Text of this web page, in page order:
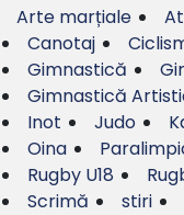
Arte marțiale
Canotaj
Gimnastică
Gimnastică
Inot
Judo
Oina
Rugby U18
Scrimă
stiri